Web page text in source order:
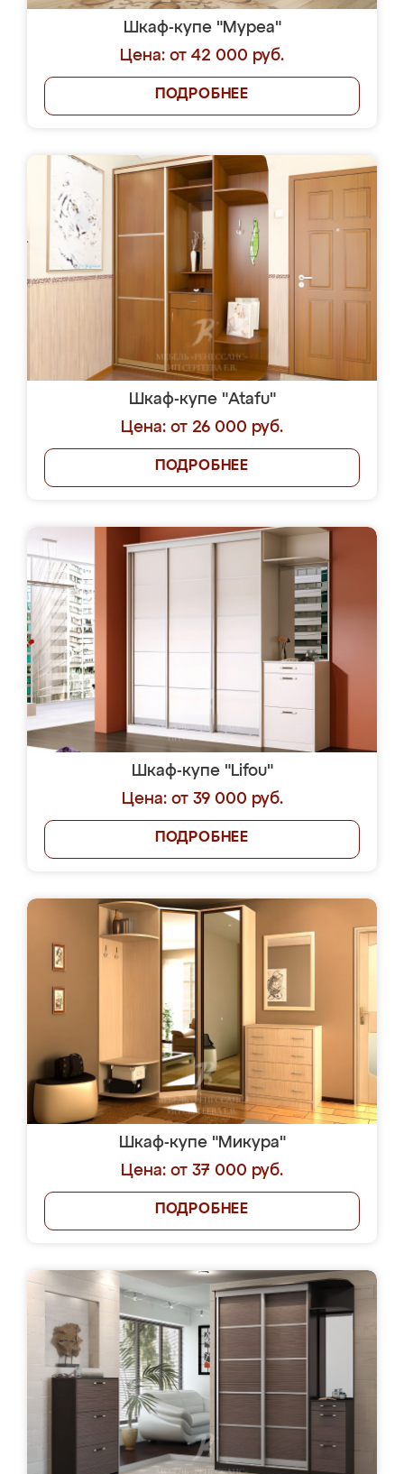
Шкаф-купе "Муреа"
Цена: от 42 000 руб.
ПОДРОБНЕЕ
Шкаф-купе "Atafu"
Цена: от 26 000 руб.
ПОДРОБНЕЕ
Шкаф-купе "Lifou"
Цена: от 39 000 руб.
ПОДРОБНЕЕ
Шкаф-купе "Микура"
Цена: от 37 000 руб.
ПОДРОБНЕЕ